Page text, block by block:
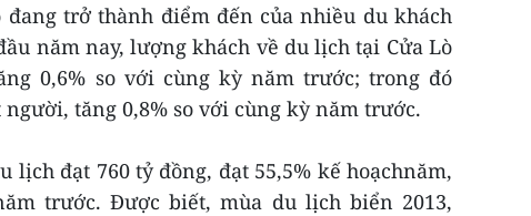
trở thành điểm đến của nhiều du khách
năm nay, lượng khách về du lịch tại Cửa Lò
0,6% so với cùng kỳ năm trước; trong đó
tăng 0,8% so với cùng kỳ năm trước.
lịch đạt 760 tỷ đồng, đạt 55,5% kế hoạchnăm,
trước. Được biết, mùa du lịch biển 2013,